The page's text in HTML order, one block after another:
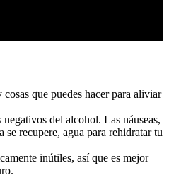
que puedes hacer para aliviar
del alcohol. Las náuseas,
se recupere, agua para rehidratar tu
inútiles, así que es mejor